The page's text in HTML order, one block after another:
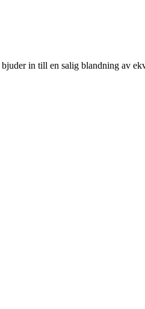
in till en salig blandning av